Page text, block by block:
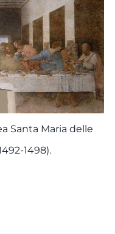
Santa Maria delle
1498).